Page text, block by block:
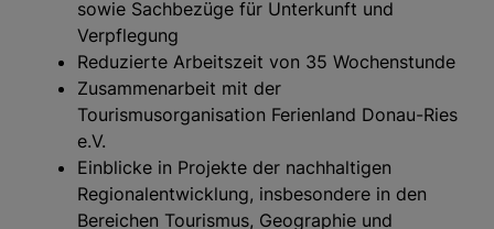
sowie Sachbezüge für Unterkunft und
Verpflegung
Reduzierte Arbeitszeit von 35 Wochenstunde
Zusammenarbeit mit der
Tourismusorganisation Ferienland Donau-Ries
e.V.
Einblicke in Projekte der nachhaltigen
Regionalentwicklung, insbesondere in den
Bereichen Tourismus, Geographie und